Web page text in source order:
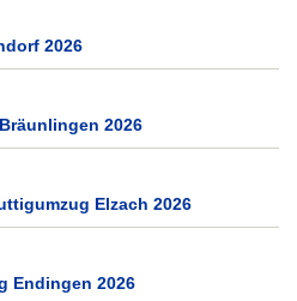
2026
2026
Elzach 2026
Endingen 2026